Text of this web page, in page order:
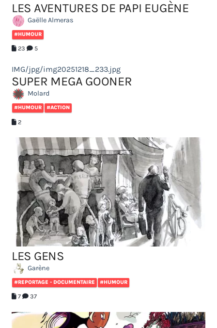
LES AVENTURES DE PAPI EUGÈNE
Gaëlle Almeras
#HUMOUR
23 5
IMG/jpg/img20251218_233.jpg
SUPER MEGA GOONER
Molard
#HUMOUR #ACTION
2
LES GENS
Garène
#REPORTAGE - DOCUMENTAIRE #HUMOUR
7 37